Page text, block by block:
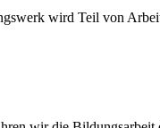
wird Teil von